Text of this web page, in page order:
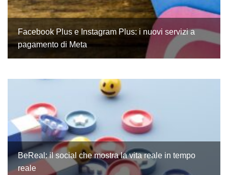
Facebook Plus e Instagram Plus: i nuovi servizi a
pagamento di Meta
BeReal: il social che mostra la vita reale in tempo
reale